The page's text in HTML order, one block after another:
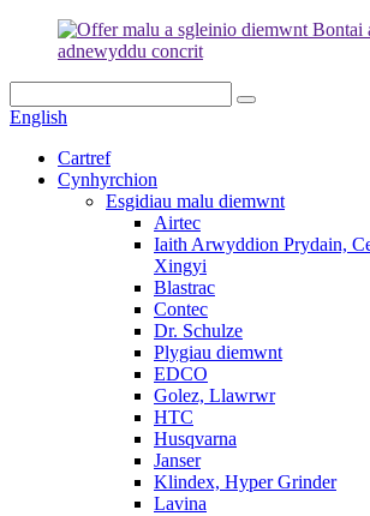
English
Cartref
Cynhyrchion
Esgidiau malu diemwnt
Airtec
Iaith Arwyddion Prydain,
Xingyi
Blastrac
Contec
Dr. Schulze
Plygiau diemwnt
EDCO
Golez, Llawrwr
HTC
Husqvarna
Janser
Klindex, Hyper Grinder
Lavina